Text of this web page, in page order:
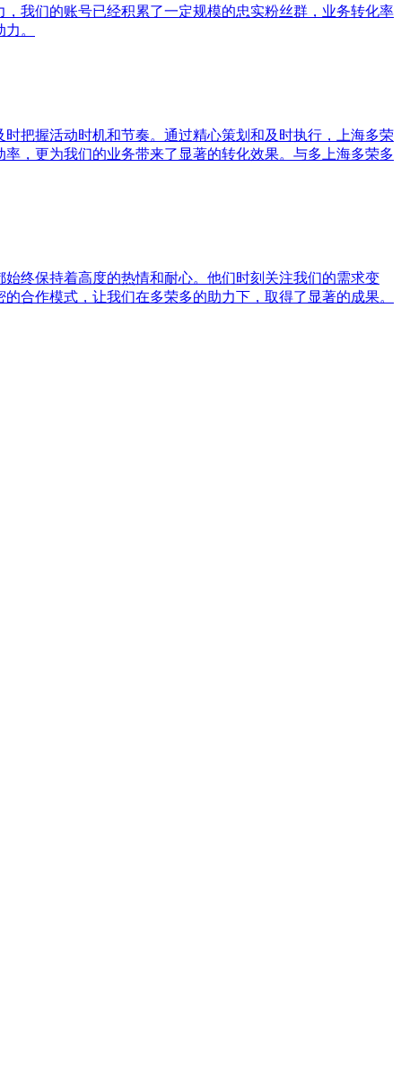
我们的账号已经积累了一定规模的忠实粉丝群，业务转化率
。
把握活动时机和节奏。通过精心策划和及时执行，上海多荣
，更为我们的业务带来了显著的转化效果。与多上海多荣多
终保持着高度的热情和耐心。他们时刻关注我们的需求变
合作模式，让我们在多荣多的助力下，取得了显著的成果。